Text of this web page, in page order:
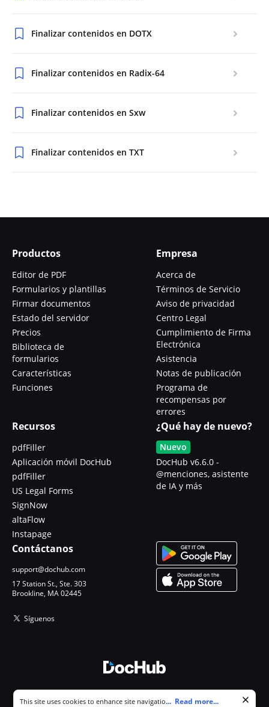
Finalizar contenidos en DOTX
Finalizar contenidos en Radix-64
Finalizar contenidos en Sxw
Finalizar contenidos en TXT
Productos
Editor de PDF
Formularios y plantillas
Firmar documentos
Estado del servidor
Precios
Biblioteca de
formularios
Características
Funciones
Empresa
Acerca de
Términos de Servicio
Aviso de privacidad
Centro Legal
Cumplimiento de Firma
Electrónica
Asistencia
Notas de publicación
Programa de
recompensas por
errores
Recursos
pdfFiller
Aplicación móvil DocHub
pdfFiller
US Legal Forms
SignNow
altaFlow
Instapage
¿Qué hay de nuevo?
Nuevo
DocHub v6.6.0 -
@menciones, asistente
de IA y más
Contáctanos
support@dochub.com
17 Station St., Ste. 303
Brookline, MA 02445
Síguenos
Cookie consent notice
This site uses cookies to enhance site navigation and personalize
... Read more...